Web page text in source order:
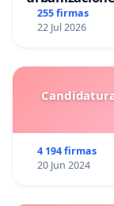
255 firmas
22 Jul 2026
4 194 firmas
20 Jun 2024